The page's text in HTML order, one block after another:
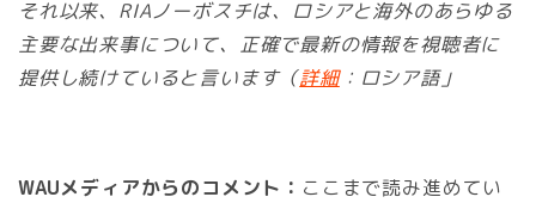
それ以来、RIAノーボスチは、ロシアと海外のあらゆる
主要な出来事について、正確で最新の情報を視聴者に
提供し続けていると言います（詳細：ロシア語」
WAUメディアからのコメント： ここまで読み進めてい